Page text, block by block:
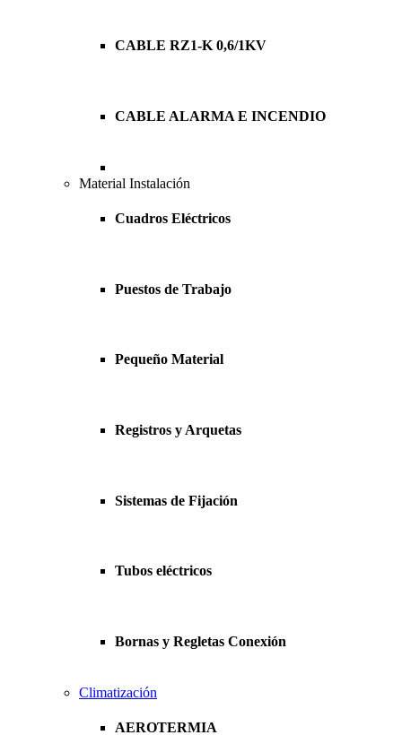
CABLE RZ1-K 0,6/1KV
CABLE ALARMA E INCENDIO
Material Instalación
Cuadros Eléctricos
Puestos de Trabajo
Pequeño Material
Registros y Arquetas
Sistemas de Fijación
Tubos eléctricos
Bornas y Regletas Conexión
Climatización
AEROTERMIA